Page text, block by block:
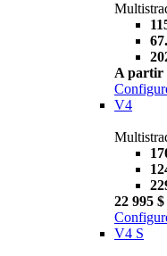
A partir
V4
22 995 $
V4 S